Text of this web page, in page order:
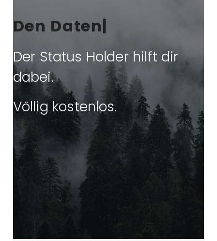
|
Der Status Holder hilft dir
dabei.
Völlig kostenlos.